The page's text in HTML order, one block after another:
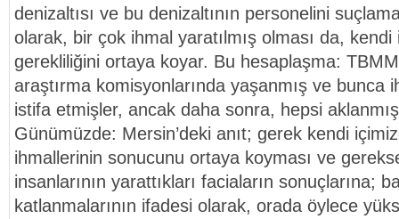
denizaltısı ve bu denizaltının personelini
olarak, bir çok ihmal yaratılmış olması da,
gerekliliğini ortaya koyar. Bu hesaplaşma:
araştırma komisyonlarında yaşanmış ve bunca
istifa etmişler, ancak daha sonra, hepsi
Günümüzde: Mersin’deki anıt; gerek kendi
ihmallerinin sonucunu ortaya koyması ve
insanlarının yarattıkları faciaların sonuçlarına;
katlanmalarının ifadesi olarak, orada öylece